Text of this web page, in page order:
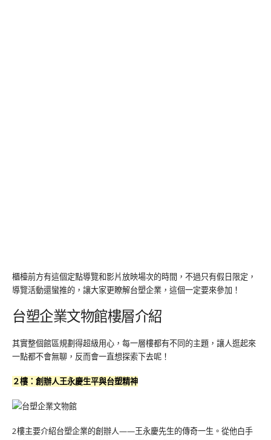
櫃檯前方有這個定點導覽和影片放映場次的時間，不過只有假日限定，
導覽活動還蠻推的，讓大家更瞭解台塑企業，這個一定要來參加！
台塑企業文物館樓層介紹
其實整個館區規劃得超級用心，每一層樓都有不同的主題，讓人逛起來
一點都不會無聊，反而會一直想探索下去呢！
２樓：創辦人王永慶生平與台塑精神
2樓主要介紹台塑企業的創辦人——王永慶先生的傳奇一生。從他白手